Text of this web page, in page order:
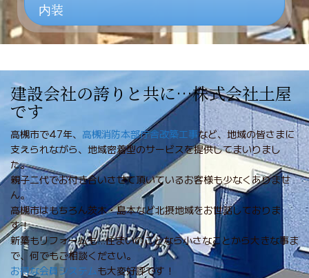
内装
建設会社の誇りと共に…株式会社土屋
です
高槻市で47年、 高槻消防本部庁舎改築工事など、地域の皆さまに
支えられながら、地域密着型のサービスを提供してまいりまし
た。
親子二代でお付き合いさせて頂いているお客様も少なくありませ
ん。
高槻市はもちろん茨木・島本など北摂地域をお世話しておりま
す！
新築もリフォームも…住まいのことなら小さなことから大きな事ま
で、何でもご相談ください。
お得な会員システムも大変好評です！